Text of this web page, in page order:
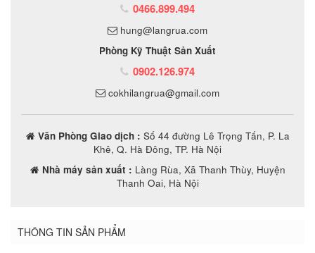
0466.899.494
hung@langrua.com
Phòng Kỹ Thuật Sản Xuất
0902.126.974
cokhilangrua@gmail.com
Văn Phòng Giao dịch : Số 44 đường Lê Trọng Tấn, P. La
Khê, Q. Hà Đông, TP. Hà Nội
Nhà máy sản xuất : Làng Rùa, Xã Thanh Thùy, Huyện
Thanh Oai, Hà Nội
THÔNG TIN SẢN PHẨM